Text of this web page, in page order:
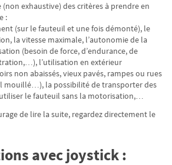
exhaustive) des critères à prendre en
:
(sur le fauteuil et une fois démonté), le
la vitesse maximale, l’autonomie de la
(besoin de force, d’endurance, de
l’utilisation en extérieur
non abaissés, vieux pavés, rampes ou rues
mouillé…), la possibilité de transporter des
le fauteuil sans la motorisation,…
de lire la suite, regardez directement le
avec joystick :